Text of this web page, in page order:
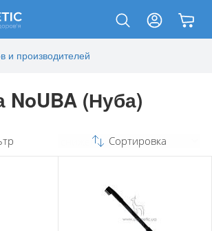
и производителей
NoUBA (Нуба)
Сортировка